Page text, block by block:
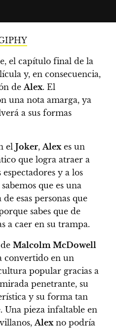
el capítulo final de la
y, en consecuencia,
deAlex. El
una nota amarga, ya
a sus formas
el Joker,Alexes un
que logra atraer a
y a los
que es una
esas personas que
sabes que de
a caer en su trampa.
Malcolm McDowell
convertido en un
popular gracias a
penetrante, su
y su forma tan
Una pieza infaltable en
Alexno podría